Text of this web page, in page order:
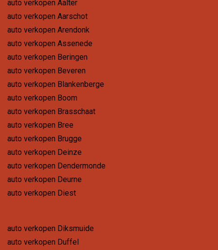
auto verkopen Aalter
auto verkopen Aarschot
auto verkopen Arendonk
auto verkopen Assenede
auto verkopen Beringen
auto verkopen Beveren
auto verkopen Blankenberge
auto verkopen Boom
auto verkopen Brasschaat
auto verkopen Bree
auto verkopen Brugge
auto verkopen Deinze
auto verkopen Dendermonde
auto verkopen Deurne
auto verkopen Diest
auto verkopen Diksmuide
auto verkopen Duffel